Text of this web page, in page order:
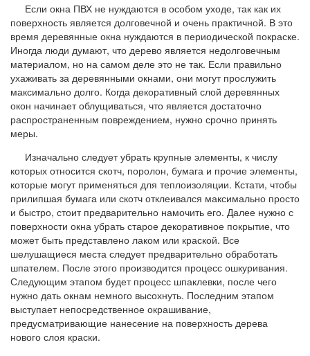
Если окна ПВХ не нуждаются в особом уходе, так как их
поверхность является долговечной и очень практичной. В это
время деревянные окна нуждаются в периодической покраске.
Иногда люди думают, что дерево является недолговечным
материалом, но на самом деле это не так. Если правильно
ухаживать за деревянными окнами, они могут прослужить
максимально долго. Когда декоративный слой деревянных
окон начинает облущиваться, что является достаточно
распространенным повреждением, нужно срочно принять
меры.
Изначально следует убрать крупные элементы, к числу
которых относится скотч, поролон, бумага и прочие элементы,
которые могут применяться для теплоизоляции. Кстати, чтобы
прилипшая бумага или скотч отклеивался максимально просто
и быстро, стоит предварительно намочить его. Далее нужно с
поверхности окна убрать старое декоративное покрытие, что
может быть представлено лаком или краской. Все
шелушащиеся места следует предварительно обработать
шпателем. После этого производится процесс ошкуривания.
Следующим этапом будет процесс шпаклевки, после чего
нужно дать окнам немного высохнуть. Последним этапом
выступает непосредственное окрашивание,
предусматривающие нанесение на поверхность дерева
нового слоя краски.